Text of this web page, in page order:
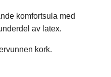
komfortsula med
av latex.
kork.